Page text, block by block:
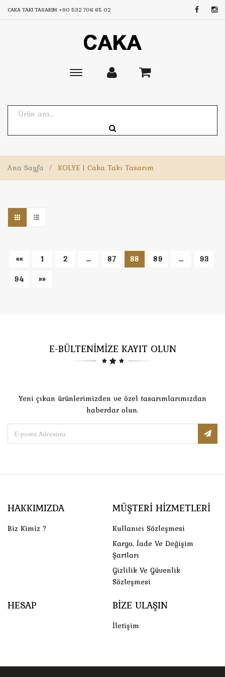
CAKA TAKI TASARIM +90 532 706 65 02
Toggle
Ana Sayfa / KOLYE | Caka Takı Tasarım
«« 1 2 ... 87 88 89 ...
93
94
»»
E-BÜLTENİMİZE KAYIT OLUN
Yeni çıkan ürünlerimizden ve özel tasarımlarımızdan
haberdar olun.
HAKKIMIZDA
Biz Kimiz ?
MÜŞTERI HIZMETLERI
Kullanıcı Sözleşmesi
Kargo, İade Ve Değişim
Şartları
Gizlilik Ve Güvenlik
Sözleşmesi
HESAP BIZE ULAŞIN
İletişim